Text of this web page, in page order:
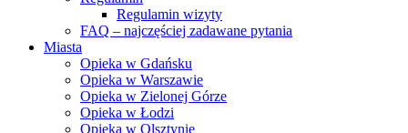
Regulamin wizyty
FAQ – najczęściej zadawane pytania
Miasta
Opieka w Gdańsku
Opieka w Warszawie
Opieka w Zielonej Górze
Opieka w Łodzi
Opieka w Olsztynie